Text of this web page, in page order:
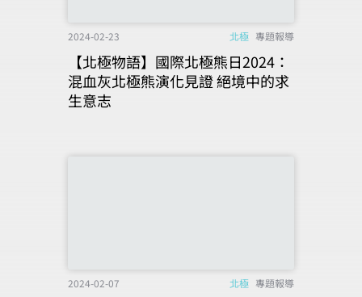
2024-02-23 北極 專題報導
【北極物語】國際北極熊日2024：
混血灰北極熊演化見證 絕境中的求
生意志
2024-02-07 北極 專題報導